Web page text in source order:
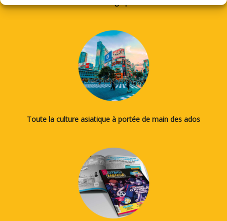
Toute la culture asiatique à portée de main des ados